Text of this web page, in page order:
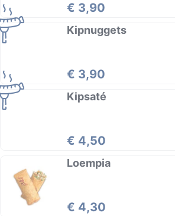
€ 3,90
Kipnuggets
€ 3,90
Kipsaté
€ 4,50
Loempia
€ 4,30